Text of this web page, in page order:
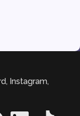
Instagram,
LinkedIn TikTok